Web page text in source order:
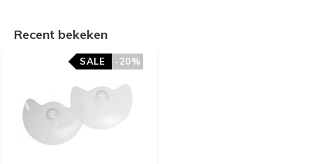
Recent bekeken
-20%
SALE